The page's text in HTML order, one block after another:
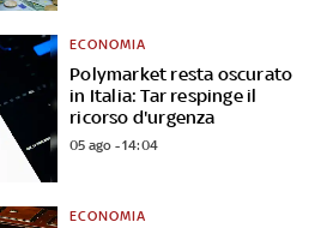
Polymarket resta oscurato
in Italia: Tar respinge il
ricorso d'urgenza
ECONOMIA
05 ago - 14:04
ECONOMIA